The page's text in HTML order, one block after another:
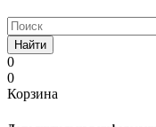
Найти
0
0
Корзина